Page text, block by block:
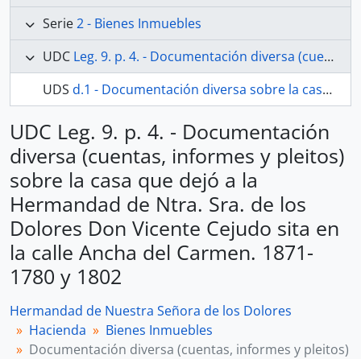
Serie2 - Bienes Inmuebles
UDC Leg. 9. p. 4. - Documentación diversa (cuentas, informes y pleitos) sobre la casa que dejó a la Hermandad de Ntra. Sra. de los Dolores Don Vicente Cejudo sita en la calle Ancha del Carmen. 1871-1780 y 1802
UDS d.1 - Documentación diversa sobre la casa que dejó a la Hermandad de los Dolores Don Vicente Cejudo
UDC Leg. 9. p. 4. - Documentación
diversa (cuentas, informes y pleitos)
sobre la casa que dejó a la
Hermandad de Ntra. Sra. de los
Dolores Don Vicente Cejudo sita en
la calle Ancha del Carmen. 1871-
1780 y 1802
Hermandad de Nuestra Señora de los Dolores
Hacienda
Bienes Inmuebles
Documentación diversa (cuentas, informes y pleitos)